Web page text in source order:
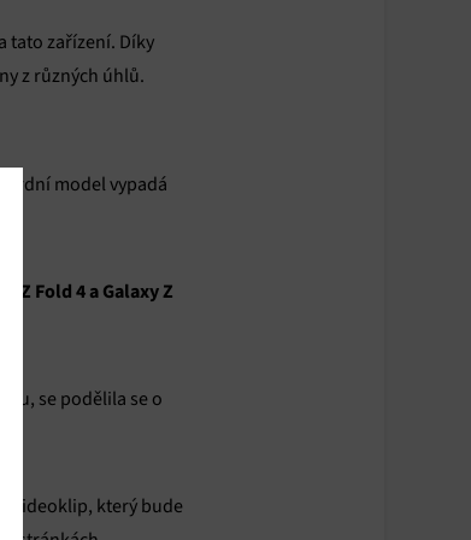
tato zařízení. Díky
z různých úhlů.
model vypadá
Z Fold 4 a Galaxy Z
se podělila se o
videoklip, který bude